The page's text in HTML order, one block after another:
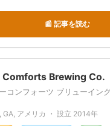
📰 記事を読む
Comforts Brewing Co.
コンフォーツ ブリューイン
アメリカ ・ 設立 2014年